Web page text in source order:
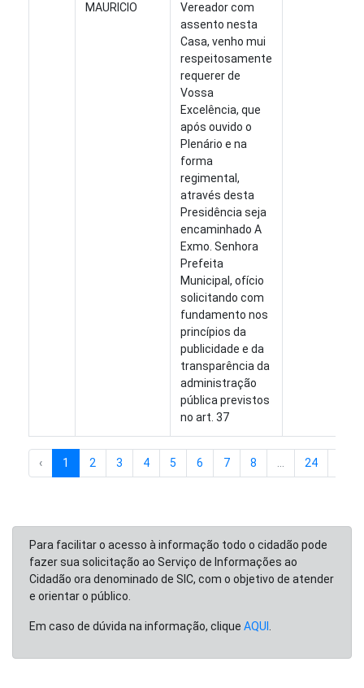
MAURICIO
Vereador com
assento nesta
Casa, venho mui
respeitosamente
requerer de
Vossa
Excelência, que
após ouvido o
Plenário e na
forma
regimental,
através desta
Presidência seja
encaminhado A
Exmo. Senhora
Prefeita
Municipal, ofício
solicitando com
fundamento nos
princípios da
publicidade e da
transparência da
administração
pública previstos
no art. 37
‹ 1 2 3 4 5 6 7 8 24
Para facilitar o acesso à informação todo o cidadão pode
fazer sua solicitação ao Serviço de Informações ao
Cidadão ora denominado de SIC, com o objetivo de atender
e orientar o público.
Em caso de dúvida na informação, clique AQUI